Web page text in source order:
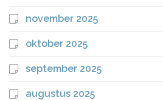
november 2025
oktober 2025
september 2025
augustus 2025